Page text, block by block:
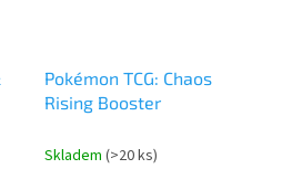
Pokémon TCG: Chaos
Rising Booster
Skladem (>20 ks)